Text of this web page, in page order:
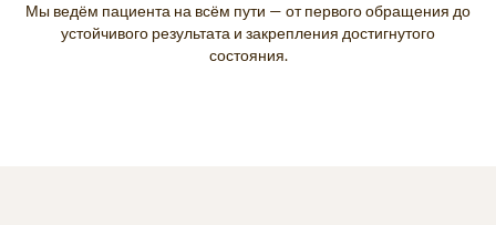
Мы ведём пациента на всём пути — от первого обращения до
устойчивого результата и закрепления достигнутого
состояния.